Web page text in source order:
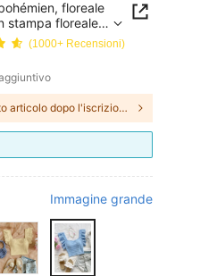
floreale
stampa floreale a
con perline,
sexy crop
top lavorati a
(1000+ Recensioni)
articolo dopo l'iscrizione.
Immagine grande